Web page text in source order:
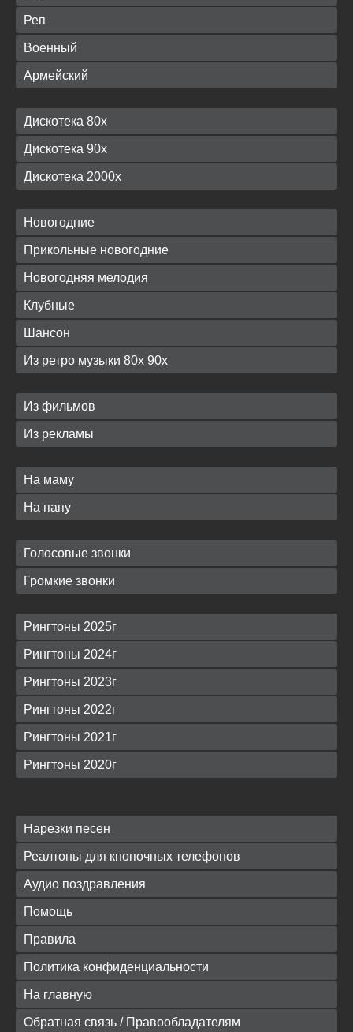
Реп
Военный
Армейский
Дискотека 80х
Дискотека 90х
Дискотека 2000х
Новогодние
Прикольные новогодние
Новогодняя мелодия
Клубные
Шансон
Из ретро музыки 80х 90х
Из фильмов
Из рекламы
На маму
На папу
Голосовые звонки
Громкие звонки
Рингтоны 2025г
Рингтоны 2024г
Рингтоны 2023г
Рингтоны 2022г
Рингтоны 2021г
Рингтоны 2020г
Нарезки песен
Реалтоны для кнопочных телефонов
Аудио поздравления
Помощь
Правила
Политика конфиденциальности
На главную
Обратная связь / Правообладателям